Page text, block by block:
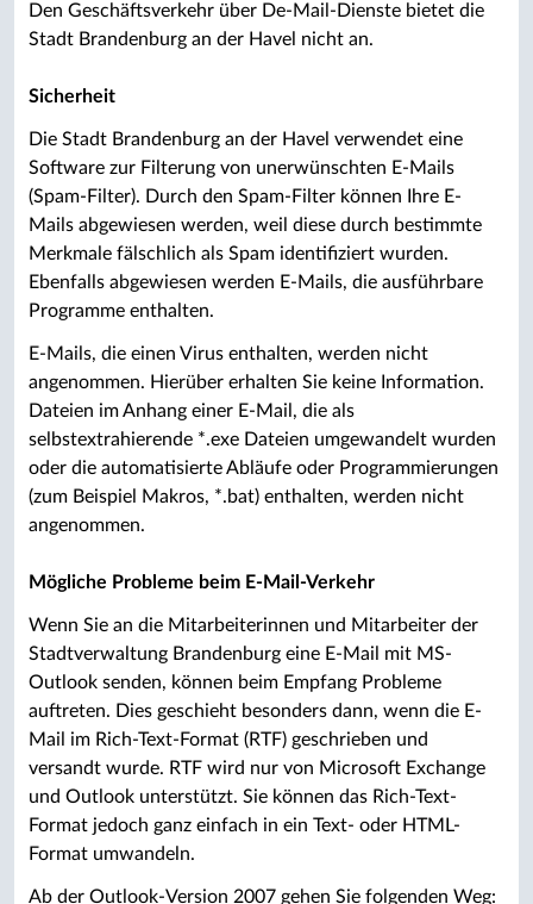
Den Geschäftsverkehr über De-Mail-Dienste bietet die
Stadt Brandenburg an der Havel nicht an.
Sicherheit
Die Stadt Brandenburg an der Havel verwendet eine
Software zur Filterung von unerwünschten E-Mails
(Spam-Filter). Durch den Spam-Filter können Ihre E-
Mails abgewiesen werden, weil diese durch bestimmte
Merkmale fälschlich als Spam identifiziert wurden.
Ebenfalls abgewiesen werden E-Mails, die ausführbare
Programme enthalten.
E-Mails, die einen Virus enthalten, werden nicht
angenommen. Hierüber erhalten Sie keine Information.
Dateien im Anhang einer E-Mail, die als
selbstextrahierende *.exe Dateien umgewandelt wurden
oder die automatisierte Abläufe oder Programmierungen
(zum Beispiel Makros, *.bat) enthalten, werden nicht
angenommen.
Mögliche Probleme beim E-Mail-Verkehr
Wenn Sie an die Mitarbeiterinnen und Mitarbeiter der
Stadtverwaltung Brandenburg eine E-Mail mit MS-
Outlook senden, können beim Empfang Probleme
auftreten. Dies geschieht besonders dann, wenn die E-
Mail im Rich-Text-Format (RTF) geschrieben und
versandt wurde. RTF wird nur von Microsoft Exchange
und Outlook unterstützt. Sie können das Rich-Text-
Format jedoch ganz einfach in ein Text- oder HTML-
Format umwandeln.
Ab der Outlook-Version 2007 gehen Sie folgenden Weg: